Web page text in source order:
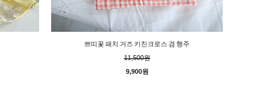
쁘띠꽃 패치 거즈 키친크로스 겸 행주
11,500원
9,900원